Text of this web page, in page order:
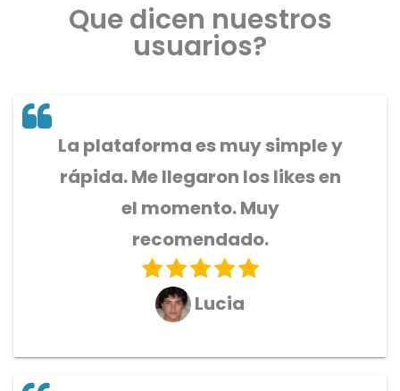
Que dicen nuestros
usuarios?
La plataforma es muy simple y
rápida. Me llegaron los likes en
el momento. Muy
recomendado.
Lucia